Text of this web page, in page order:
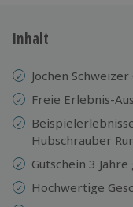
Inhalt
Jochen
Freie Erlebnis-
Hubschrauber
Gutschein 3
Hochwertige